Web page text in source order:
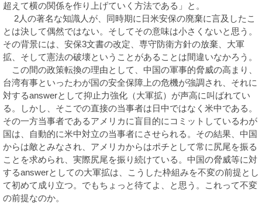
超えて横の関係を作り上げていく方法である」と。
2人の著名な知識人が、同時期に日米安保の廃棄に言及したこ
とは決して偶然ではない。そしてその意味は小さくないと思う。
その背景には、安保3文書の改定、専守防衛方針の放棄、大軍
拡、そして憲法の破壊ということがあることは間違いなかろう。
この間の政策転換の理由として、中国の軍事的脅威の高まり、
台湾有事といったわが国の安全保障上の危機が強調され、それに
対するanswerとして抑止力強化（大軍拡）が声高に叫ばれてい
る。しかし、そこでの直接の当事者は日中ではなく米中である。
その一方当事者であるアメリカに盲目的にコミットしているわが
国は、自動的に米中対立の当事者にさせられる。その結果、中国
からは敵とみなされ、アメリカからはポチとして常に尻尾を振る
ことを求められ、実際尻尾を振り続けている。中国の脅威等に対
するanswerとしての大軍拡は、こうした枠組みを不変の前提とし
て初めて成り立つ。でもちょっと待てよ、と思う。これって不変
の前提なのか。